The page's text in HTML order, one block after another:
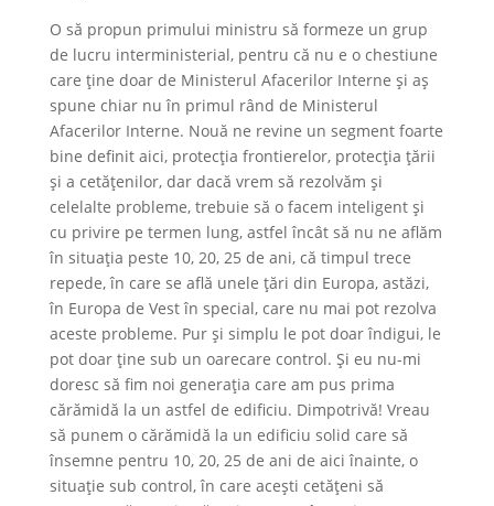
O să propun primului ministru să formeze un grup
de lucru interministerial, pentru că nu e o chestiune
care ține doar de Ministerul Afacerilor Interne și aș
spune chiar nu în primul rând de Ministerul
Afacerilor Interne. Nouă ne revine un segment foarte
bine definit aici, protecția frontierelor, protecția țării
și a cetățenilor, dar dacă vrem să rezolvăm și
celelalte probleme, trebuie să o facem inteligent și
cu privire pe termen lung, astfel încât să nu ne aflăm
în situația peste 10, 20, 25 de ani, că timpul trece
repede, în care se află unele țări din Europa, astăzi,
în Europa de Vest în special, care nu mai pot rezolva
aceste probleme. Pur și simplu le pot doar îndigui, le
pot doar ține sub un oarecare control. Și eu nu-mi
doresc să fim noi generația care am pus prima
cărămidă la un astfel de edificiu. Dimpotrivă! Vreau
să punem o cărămidă la un edificiu solid care să
însemne pentru 10, 20, 25 de ani de aici înainte, o
situație sub control, în care acești cetățeni să